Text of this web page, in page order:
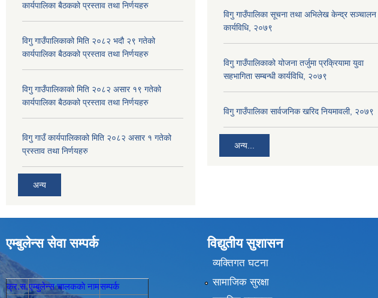
कार्यपालिका बैठकको प्रस्ताव तथा निर्णयहरु
विगु गाउँपालिकाको मिति २०८२ भदौ २९ गतेको
कार्यपालिका बैठकको प्रस्ताव तथा निर्णयहरु
विगु गाउँपालिकाको मिति २०८२ असार १९ गतेको
कार्यपालिका बैठकको प्रस्ताव तथा निर्णयहरु
विगु गाउँ कार्यपालिकाको मिति २०८२ असार १ गतेको
प्रस्ताव तथा निर्णयहरु
अन्य
विगु गाउँपालिका सूचना तथा अभिलेख केन्द्र सञ्चालन
कार्यविधि, २०७९
विगु गाउँपालिकाको योजना तर्जुमा प्रक्रियामा युवा
सहभागिता सम्बन्धी कार्यविधि, २०७९
विगु गाउँपालिका सार्वजनिक खरिद नियमावली, २०७९
अन्य...
एम्बुलेन्स सेवा सम्पर्क
क्र.स.एम्बुलेन्स चालककाे नामसम्पर्क
विद्युतीय सुशासन
व्यक्तिगत घटना
सामाजिक सुरक्षा